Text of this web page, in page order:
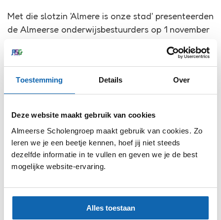
Toestemming Details Over
Deze website maakt gebruik van cookies
Almeerse Scholengroep maakt gebruik van cookies. Zo
leren we je een beetje kennen, hoef jij niet steeds
dezelfde informatie in te vullen en geven we je de best
mogelijke website-ervaring.
Alles toestaan
Met die slotzin 'Almere is onze stad' presenteerden
de Almeerse onderwijsbestuurders op 1 november
Susanne Olivier, lid van het College van Bestuur
van ASG: “Samen met bestuurders van po, vo,
(v)so, mbo en hbo hebben we het afgelopen
schooljaar hard gewerkt aan de Almeerse
ons de komende jaren gezamenlijk inzetten voor
de kinderen en jongeren in Almere. We willen
zorgen voor optimale ontwikkelkansen voor
iedereen, onder meer door armoede te